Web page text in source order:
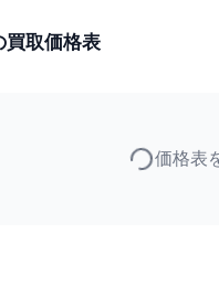
買取価格表
価格表